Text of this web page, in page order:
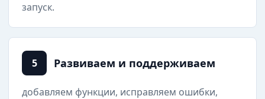
запуск.
5 Развиваем и поддерживаем
добавляем функции, исправляем ошибки,